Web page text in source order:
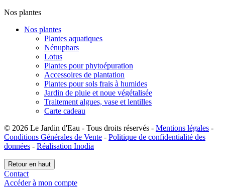
Nos plantes
Nos plantes
Plantes aquatiques
Nénuphars
Lotus
Plantes pour phytoépuration
Accessoires de plantation
Plantes pour sols frais à humides
Jardin de pluie et noue végétalisée
Traitement algues, vase et lentilles
Carte cadeau
© 2026 Le Jardin d'Eau - Tous droits réservés - Mentions légales -
Conditions Générales de Vente - Politique de confidentialité des
données - Réalisation Inodia
Retour en haut
Contact
Accéder à mon compte